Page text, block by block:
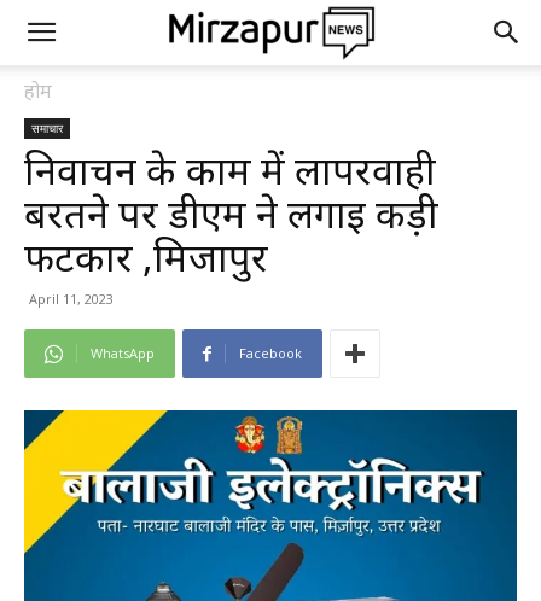
होम
समाचार
निर्वाचन के काम में लापरवाही
बरतने पर डीएम ने लगाई कड़ी
फटकार ,मिर्जापुर
April 11, 2023
WhatsApp Facebook